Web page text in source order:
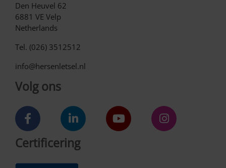
Den Heuvel 62
6881 VE Velp
Netherlands
Tel. (026) 3512512
info@hersenletsel.nl
Volg ons
Certificering